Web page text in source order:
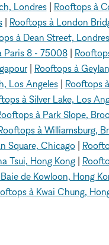
Londres| Rooftops à
Rooftops à London
à Dean Street, Londres
Paris 8 - 75008|
Rooftops à
Los Angeles| Rooftops
à Silver Lake, Los
à Park Slope,
à Williamsburg,
Square, Chicago|
Tsui, Hong Kong|
de Kowloon, Hong
à Kwai Chung,